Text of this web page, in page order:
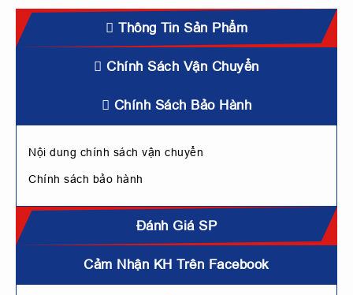
Thông Tin Sản Phẩm
Chính Sách Vận Chuyển
Chính Sách Bảo Hành
Nội dung chính sách vận chuyển
Chính sách bảo hành
Đánh Giá SP
Cảm Nhận KH Trên Facebook